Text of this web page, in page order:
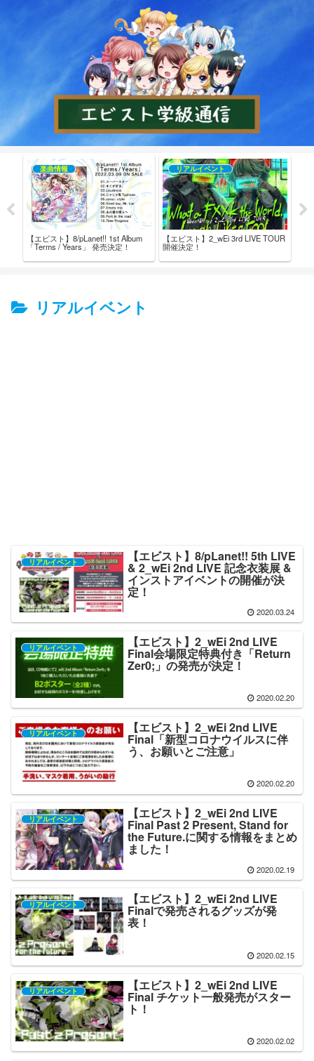
楽曲情報
【エビスト】8/pLanet!! 1st Album
「Terms / Years」 発売決定！
リアルイベント
【エビスト】2_wEi 3rd LIVE TOUR
開催決定！
リアルイベント
リアルイベント 【エビスト】8/pLanet!! 5th LIVE
& 2_wEi 2nd LIVE 記念衣装展 &
インストアイベントの開催が決
定！
2020.03.24
リアルイベント 【エビスト】2_wEi 2nd LIVE
Final会場限定特典付き「Return
Zer0;」の発売が決定！
2020.02.20
リアルイベント 【エビスト】2_wEi 2nd LIVE
Final「新型コロナウイルスに伴
う、お願いとご注意」
2020.02.20
リアルイベント 【エビスト】2_wEi 2nd LIVE
Final Past 2 Present, Stand for
the Future.に関する情報をまとめ
ました！
2020.02.19
リアルイベント 【エビスト】2_wEi 2nd LIVE
Finalで発売されるグッズが発
表！
2020.02.15
リアルイベント 【エビスト】2_wEi 2nd LIVE
Final チケット一般発売がスター
ト！
2020.02.02